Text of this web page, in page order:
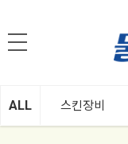
ALL 스킨장비